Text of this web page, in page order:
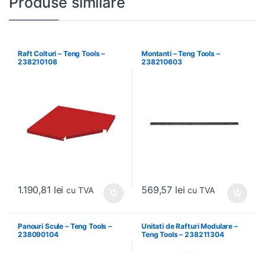
Raft Colturi – Teng Tools –
238210108
1.190,81 lei cu TVA
Montanti – Teng Tools –
238210603
569,57 lei cu TVA
Panouri Scule – Teng Tools –
238090104
Unitati de Rafturi Modulare –
Teng Tools – 238211304